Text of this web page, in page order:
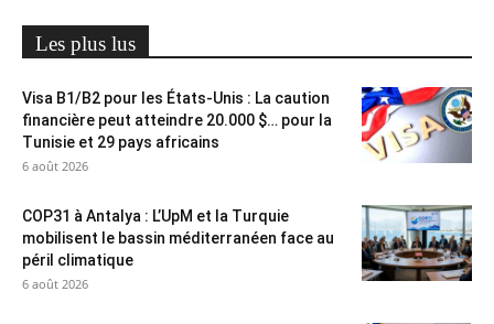
Les plus lus
Visa B1/B2 pour les États-Unis : La caution
financière peut atteindre 20.000 $… pour la
Tunisie et 29 pays africains
6 août 2026
COP31 à Antalya : L’UpM et la Turquie
mobilisent le bassin méditerranéen face au
péril climatique
6 août 2026